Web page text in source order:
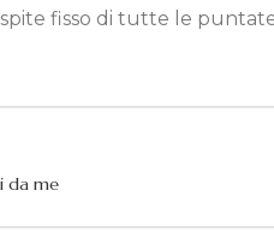
fisso di tutte le
da me